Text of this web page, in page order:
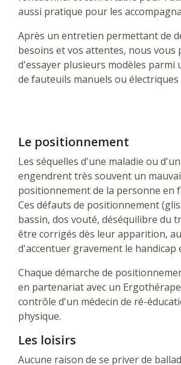
aussi pratique pour les
Après un entretien permettant de
besoins et vos attentes, nous vous
d'essayer plusieurs modèles parmi
de fauteuils manuels ou électriques
Le positionnement
Les séquelles d'une maladie ou
engendrent très souvent un
positionnement de la personne en
Ces défauts de positionnement
bassin, dos vouté, déséquilibre du
être corrigés dès leur apparition,
d'accentuer gravement le handicap
Chaque démarche de
en partenariat avec un
contrôle d'un médecin de ré-
physique.
Les loisirs
Aucune raison de se priver de